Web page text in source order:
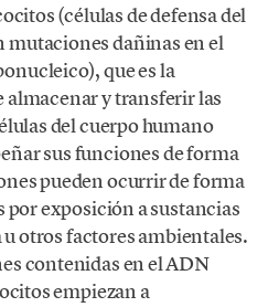
(células de defensa del
dañinas en el
que es la
almacenar y transferir las
del cuerpo humano
sus funciones de forma
pueden ocurrir de forma
por exposición a sustancias
otros factores ambientales.
contenidas en el ADN
empiezan a